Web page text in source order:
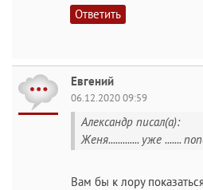
Ответить
Евгений
06.12.2020 09:59
Александр писал(а):
Женя............. уже .......
Вам бы к лору